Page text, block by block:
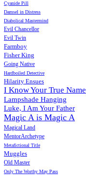
Cyanide Pill
Damsel in Distress
Diabolical Mastermind
Evil Chancellor
Evil Twin
Farmboy
Fisher King
Going Native
Hardboiled Detective
Hilarity Ensues
I Know Your True Name
Lampshade Hanging
Luke, I Am Your Father
Magic A is Magic A
Magical Land
MentorArchetype
Metafictional Title
Muggles
Old Master
Only The Worthy May Pass